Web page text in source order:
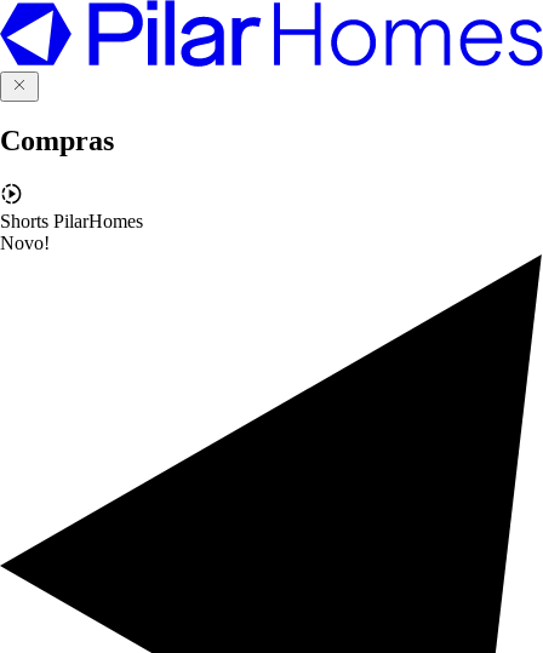
Compras
Shorts PilarHomes
Novo!